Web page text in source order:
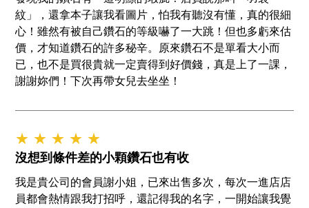
紋」，還拿本子讓我看圖片，怕我有聽沒有懂，真的很細
心！雖然有被自己鑽石的等級嚇了一大跳！但也多虧來估
價，才知道鑽石的許多秘辛。原來鑽石不是單看大小而
已，也不是買很貴就一定賣得到好價錢，真是上了一課，
謝謝妳們！下次再帶女兒去坐坐！
★ ★ ★ ★ ★
沒想到條件差的小顆鑽石也有收
我是貴公司的會員謝小姐，已來出售多次，每次一進店店
員都會熱情跟我打招呼，還記得我的名字，一開始讓我覺